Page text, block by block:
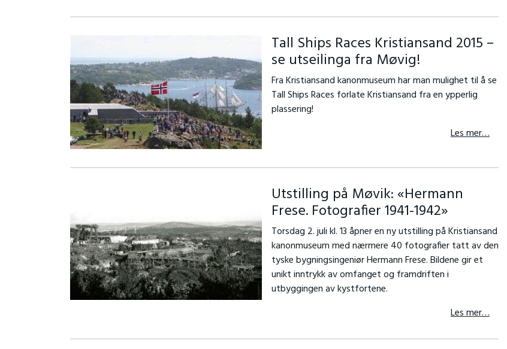
Tall Ships Races Kristiansand 2015 –
se utseilinga fra Møvig!
Fra Kristiansand kanonmuseum har man mulighet til å se
Tall Ships Races forlate Kristiansand fra en ypperlig
plassering!
Les mer…
Utstilling på Møvik: «Hermann
Frese. Fotografier 1941-1942»
Torsdag 2. juli kl. 13 åpner en ny utstilling på Kristiansand
kanonmuseum med nærmere 40 fotografier tatt av den
tyske bygningsingeniør Hermann Frese. Bildene gir et
unikt inntrykk av omfanget og framdriften i
utbyggingen av kystfortene.
Les mer…